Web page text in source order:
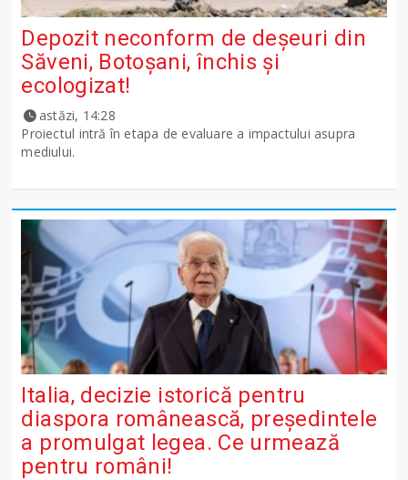
Depozit neconform de deșeuri din
Săveni, Botoșani, închis și
ecologizat!
astăzi, 14:28
Proiectul intră în etapa de evaluare a impactului asupra
mediului.
Italia, decizie istorică pentru
diaspora românească, președintele
a promulgat legea. Ce urmează
pentru români!